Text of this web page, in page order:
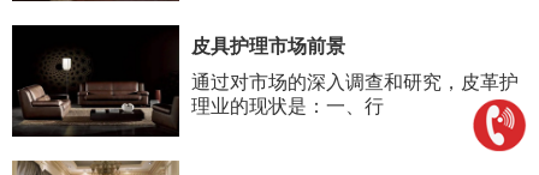
皮具护理市场前景
通过对市场的深入调查和研究，皮革护
理业的现状是：一、行